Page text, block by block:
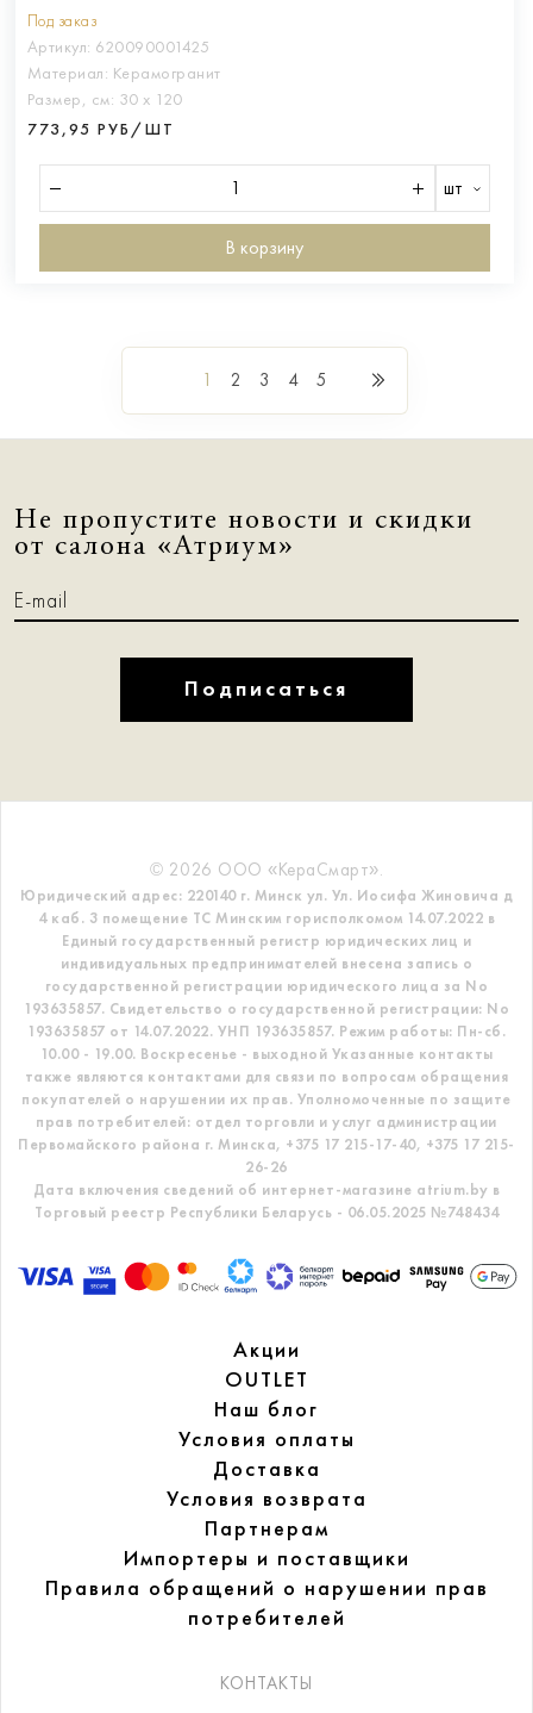
Под заказ
Артикул: 620090001425
Материал: Керамогранит
Размер, см: 30 х 120
773,95 РУБ/ШТ
шт
В корзину
1 2 3 4 5
Не пропустите новости и скидки
от салона «Атриум»
Подписаться
© 2026 ООО «КераСмарт».
Юридический адрес: 220140 г. Минск ул. Ул. Иосифа Жиновича д
4 каб. 3 помещение ТС Минским горисполкомом 14.07.2022 в
Единый государственный регистр юридических лиц и
индивидуальных предпринимателей внесена запись о
государственной регистрации юридического лица за No
193635857. Свидетельство о государственной регистрации: No
193635857 от 14.07.2022. УНП 193635857. Режим работы: Пн-сб.
10.00 - 19.00. Воскресенье - выходной Указанные контакты
также являются контактами для связи по вопросам обращения
покупателей о нарушении их прав. Уполномоченные по защите
прав потребителей: отдел торговли и услуг администрации
Первомайского района г. Минска, +375 17 215-17-40, +375 17 215-
26-26
Дата включения сведений об интернет-магазине atrium.by в
Торговый реестр Республики Беларусь - 06.05.2025 №748434
Акции
OUTLET
Наш блог
Условия оплаты
Доставка
Условия возврата
Партнерам
Импортеры и поставщики
Правила обращений о нарушении прав
потребителей
КОНТАКТЫ